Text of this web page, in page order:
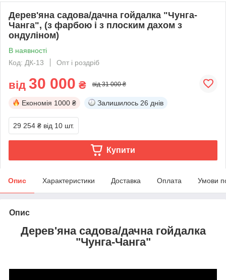
Дерев'яна садова/дачна гойдалка "Чунга-
Чанга", (з фарбою і з плоским дахом з
ондуліном)
В наявності
Код: ДК-13
Опт і роздріб
від 30 000 ₴ від 31 000 ₴
Економія 1000 ₴ Залишилось 26 днів
29 254 ₴ від 10 шт.
Купити
Опис Характеристики Доставка Оплата Умови
Опис
Дерев'яна садова/дачна гойдалка
"Чунга-Чанга"